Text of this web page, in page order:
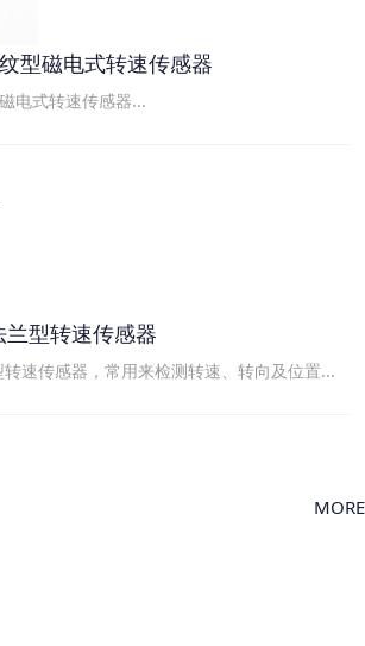
型磁电式转速传感器
电式转速传感器...
兰型转速传感器
转速传感器，常用来检测转速、转向及位置...
MORE